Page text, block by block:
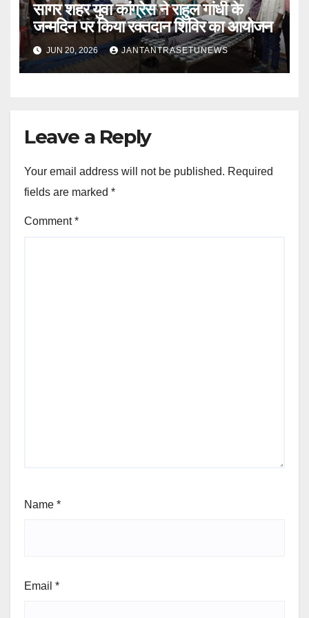
सागर शहर युवा कांग्रेस ने राहुल गांधी के
जन्मदिन पर किया रक्तदान शिविर का आयोजन
JUN 20, 2026 JANTANTRASETUNEWS
Leave a Reply
Your email address will not be published. Required
fields are marked *
Comment*
Name *
Email *